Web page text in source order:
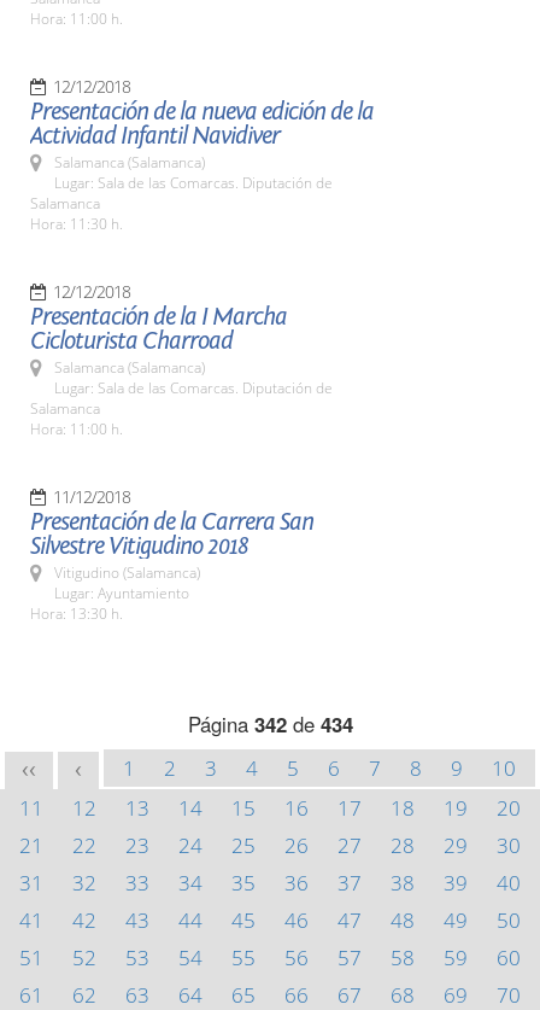
Hora: 11:00 h.
12/12/2018
Presentación de la nueva edición de la
Actividad Infantil Navidiver
Salamanca (Salamanca)
Lugar: Sala de las Comarcas. Diputación de
Salamanca
Hora: 11:30 h.
12/12/2018
Presentación de la I Marcha
Cicloturista Charroad
Salamanca (Salamanca)
Lugar: Sala de las Comarcas. Diputación de
Salamanca
Hora: 11:00 h.
11/12/2018
Presentación de la Carrera San
Silvestre Vitigudino 2018
Vitigudino (Salamanca)
Lugar: Ayuntamiento
Hora: 13:30 h.
Página 342de 434
<< < 1 2 3 4 5 6 7 8 9
10
11
12 13 14 15 16 17 18 19
20
21
22 23 24 25 26 27 28 29
30
31
32 33 34 35 36 37 38 39
40
41
42 43 44 45 46 47 48 49
50
51
52 53 54 55 56 57 58 59
60
61
62 63 64 65 66 67 68 69
70